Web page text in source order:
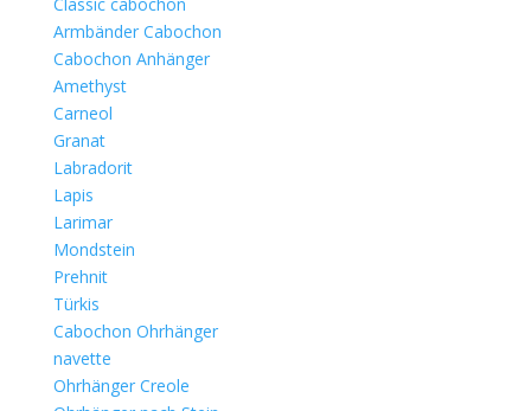
Classic cabochon
Armbänder Cabochon
Cabochon Anhänger
Amethyst
Carneol
Granat
Labradorit
Lapis
Larimar
Mondstein
Prehnit
Türkis
Cabochon Ohrhänger
navette
Ohrhänger Creole